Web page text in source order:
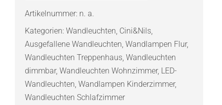
Wandleuchte
Menge
Artikelnummer: n. a.
Kategorien: Wandleuchten, Cini&Nils,
Ausgefallene Wandleuchten, Wandlampen Flur,
Wandleuchten Treppenhaus, Wandleuchten
dimmbar, Wandleuchten Wohnzimmer, LED-
Wandleuchten, Wandlampen Kinderzimmer,
Wandleuchten Schlafzimmer